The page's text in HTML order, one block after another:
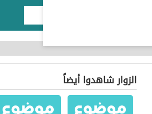
الزوار شاهدوا أيضاً